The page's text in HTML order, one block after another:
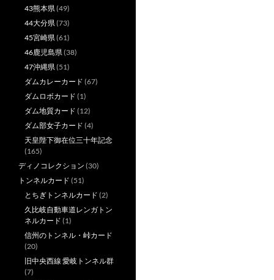
43熊本県(49)
44大分県(73)
45宮崎県(61)
46鹿児島県(38)
47沖縄県(51)
ダムカレーカード (67)
ダムロボカード (1)
ダム地質カード (12)
ダム部女子カード (4)
天皇陛下御在位三十年記念
(165)
ディノコレクション (30)
トンネルカード (51)
とちぎトンネルカード (2)
久比岐自動車道レンガトン
ネルカード (1)
信州のトンネル・峠カード
(20)
旧中央西線 愛岐トンネル群
(7)